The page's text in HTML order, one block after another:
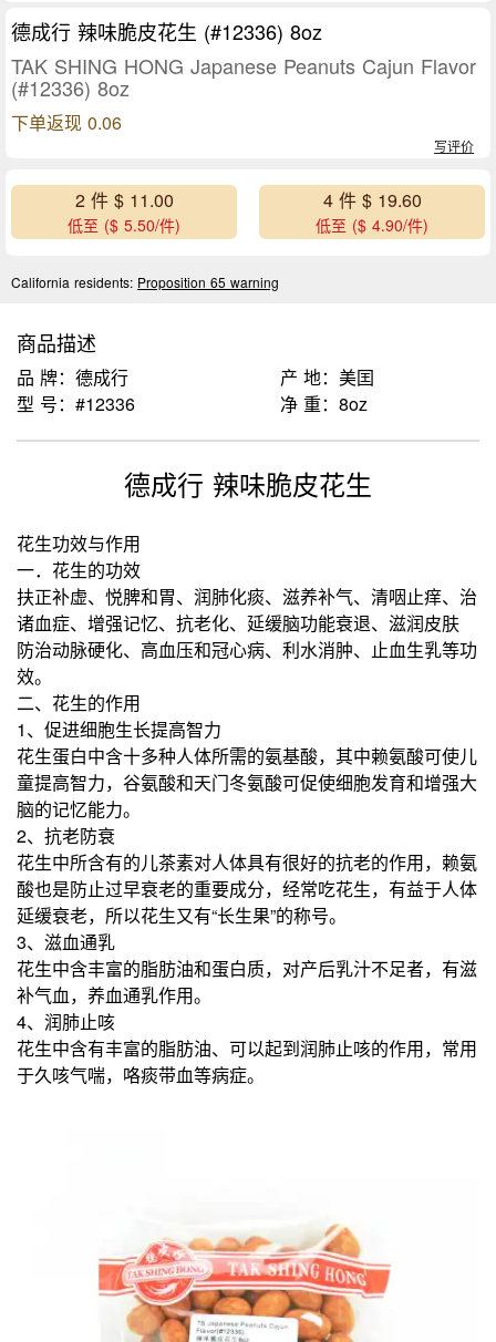
德成行 辣味脆皮花生 (#12336) 8oz
TAK SHING HONG Japanese Peanuts Cajun Flavor
(#12336) 8oz
下单返现 0.06
写评价
2 件 $ 11.00
低至 ($ 5.50/件)
4 件 $ 19.60
低至 ($ 4.90/件)
California residents: Proposition 65 warning
商品描述
品 牌：德成行
产 地：美囯
型 号：#12336
净 重：8oz
德成行 辣味脆皮花生
花生功效与作用
一．花生的功效
扶正补虚、悦脾和胃、润肺化痰、滋养补气、清咽止痒、治
诸血症、增强记忆、抗老化、延缓脑功能衰退、滋润皮肤
防治动脉硬化、高血压和冠心病、利水消肿、止血生乳等功
效。
二、花生的作用
1、促进细胞生长提高智力
花生蛋白中含十多种人体所需的氨基酸，其中赖氨酸可使儿
童提高智力，谷氨酸和天门冬氨酸可促使细胞发育和增强大
脑的记忆能力。
2、抗老防衰
花生中所含有的儿茶素对人体具有很好的抗老的作用，赖氨
酸也是防止过早衰老的重要成分，经常吃花生，有益于人体
延缓衰老，所以花生又有“长生果”的称号。
3、滋血通乳
花生中含丰富的脂肪油和蛋白质，对产后乳汁不足者，有滋
补气血，养血通乳作用。
4、润肺止咳
花生中含有丰富的脂肪油、可以起到润肺止咳的作用，常用
于久咳气喘，咯痰带血等病症。